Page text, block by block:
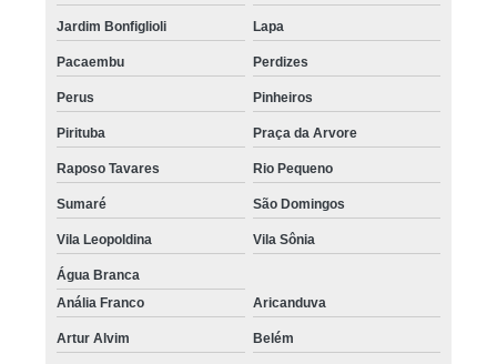
Jardim Bonfiglioli Lapa
Pacaembu Perdizes
Perus Pinheiros
Pirituba Praça da Arvore
Raposo Tavares Rio Pequeno
Sumaré São Domingos
Vila Leopoldina Vila Sônia
Água Branca
Anália Franco
Aricanduva
Artur Alvim Belém